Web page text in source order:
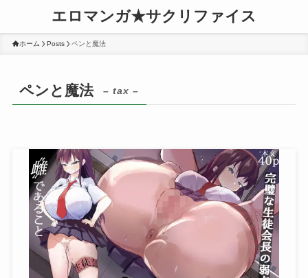
エロマンガ★サクリファイス
ホーム Posts ペンと魔法
ペンと魔法 – tax –